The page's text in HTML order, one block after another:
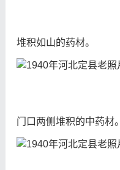
堆积如山的药材。
门口两侧堆积的中药材。